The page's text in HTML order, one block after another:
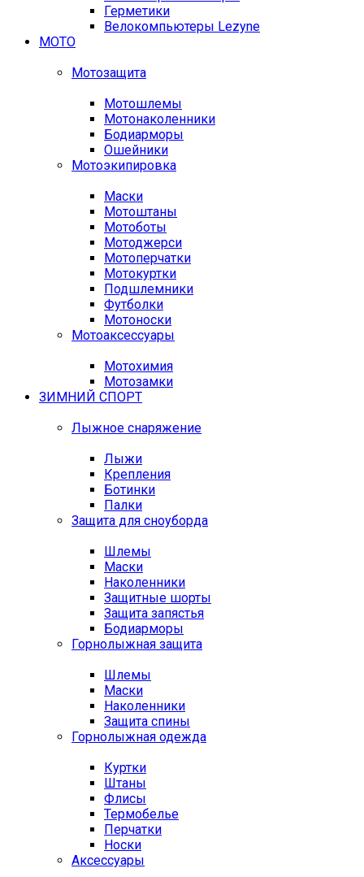
Герметики
Велокомпьютеры Lezyne
МОТО
Мотозащита
Мотошлемы
Мотонаколенники
Бодиарморы
Ошейники
Мотоэкипировка
Маски
Мотоштаны
Мотоботы
Мотоджерси
Мотоперчатки
Мотокуртки
Подшлемники
Футболки
Мотоноски
Мотоаксессуары
Мотохимия
Мотозамки
ЗИМНИЙ СПОРТ
Лыжное снаряжение
Лыжи
Крепления
Ботинки
Палки
Защита для сноуборда
Шлемы
Маски
Наколенники
Защитные шорты
Защита запястья
Бодиарморы
Горнолыжная защита
Шлемы
Маски
Наколенники
Защита спины
Горнолыжная одежда
Куртки
Штаны
Флисы
Термобелье
Перчатки
Носки
Аксессуары